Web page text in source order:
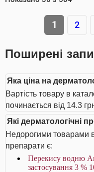
1 2
Поширені
Яка ціна на
Вартість товару в
починається від 14.3
Які дерматологічні
Недорогими товарами в
препарати є:
Перекису водню
застосування 3 %